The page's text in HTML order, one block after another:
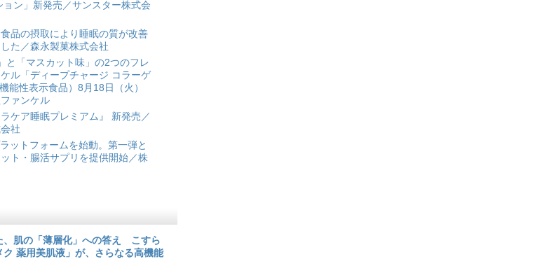
ン」新発売／サンスター株式会
品の摂取により睡眠の質が改善
た／森永製菓株式会社
と「マスカット味」の2つのフレ
ル「ディープチャージ コラーゲ
能性表示食品）8月18日（火）
ァンケル
ケア睡眠プレミアム』 新発売／
社
ットフォームを始動。第一弾と
ト・腸活サプリを提供開始／株
、肌の「薄層化」への答え こすら
薬用美肌液」が、さらなる高機能